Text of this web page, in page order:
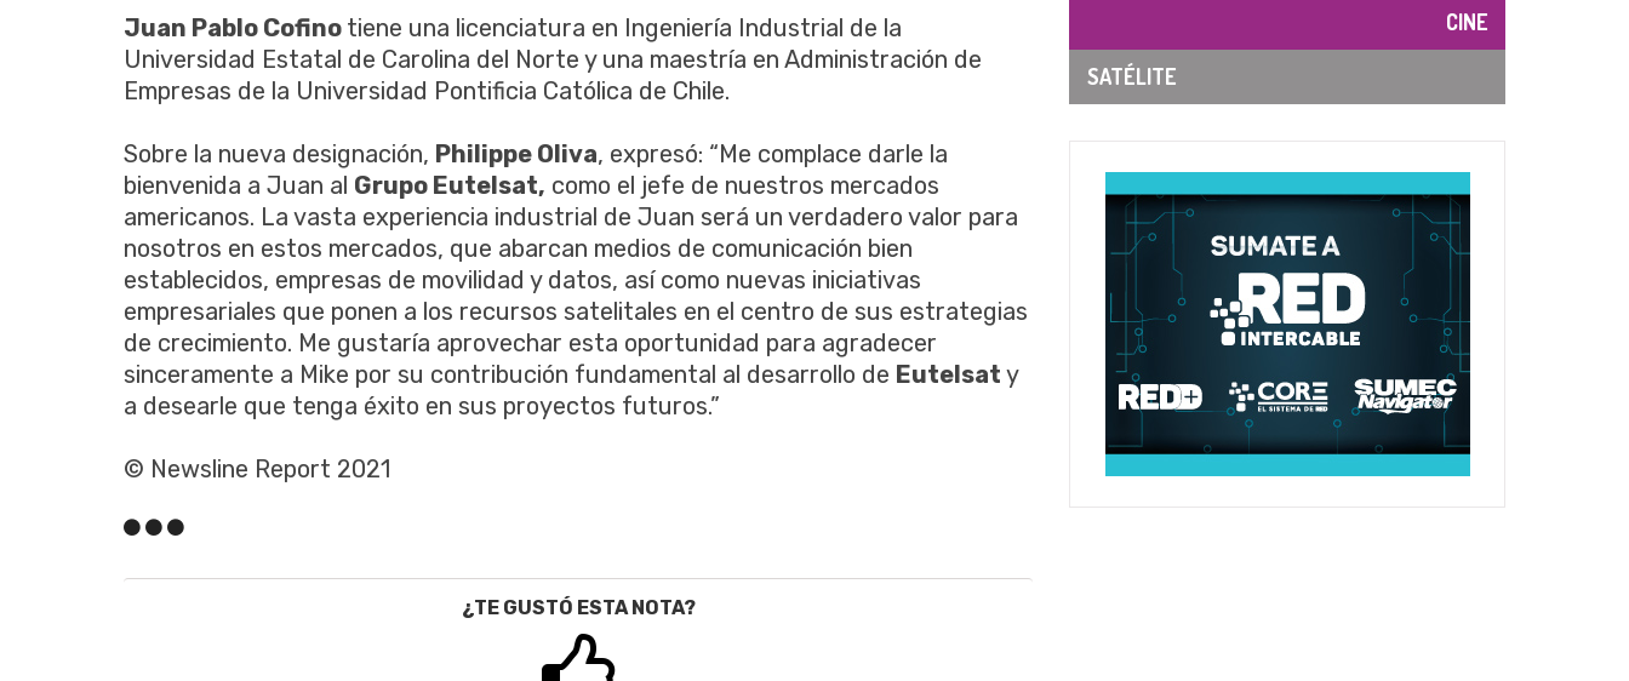
Juan Pablo Cofino tiene una licenciatura en Ingeniería Industrial de la
Universidad Estatal de Carolina del Norte y una maestría en Administración de
Empresas de la Universidad Pontificia Católica de Chile.
Sobre la nueva designación, Philippe Oliva, expresó: “Me complace darle la
bienvenida a Juan al Grupo Eutelsat, como el jefe de nuestros mercados
americanos. La vasta experiencia industrial de Juan será un verdadero valor para
nosotros en estos mercados, que abarcan medios de comunicación bien
establecidos, empresas de movilidad y datos, así como nuevas iniciativas
empresariales que ponen a los recursos satelitales en el centro de sus estrategias
de crecimiento. Me gustaría aprovechar esta oportunidad para agradecer
sinceramente a Mike por su contribución fundamental al desarrollo de Eutelsat y
a desearle que tenga éxito en sus proyectos futuros.”
© Newsline Report 2021
¿TE GUSTÓ ESTA NOTA?
CINE
SATÉLITE